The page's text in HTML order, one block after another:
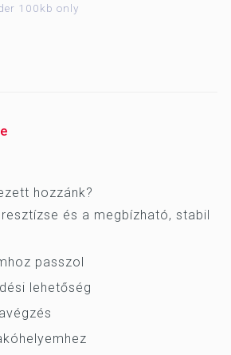
100kb only
hozzánk?
és a megbízható, stabil
passzol
lehetőség